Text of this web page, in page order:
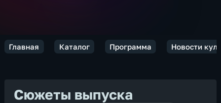
Главная Каталог Программа Новости
Сюжеты выпуска